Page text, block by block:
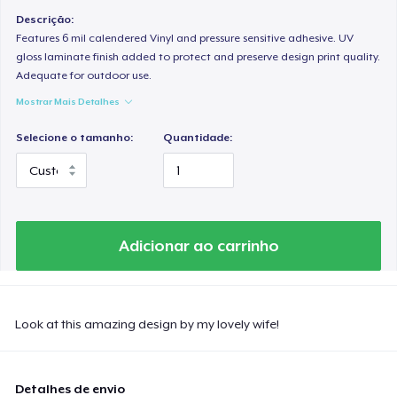
Descrição:
Features 6 mil calendered Vinyl and pressure sensitive adhesive. UV
gloss laminate finish added to protect and preserve design print quality.
Adequate for outdoor use.
Mostrar Mais Detalhes
Selecione o tamanho: Quantidade:
Adicionar ao carrinho
Look at this amazing design by my lovely wife!
Detalhes de envio